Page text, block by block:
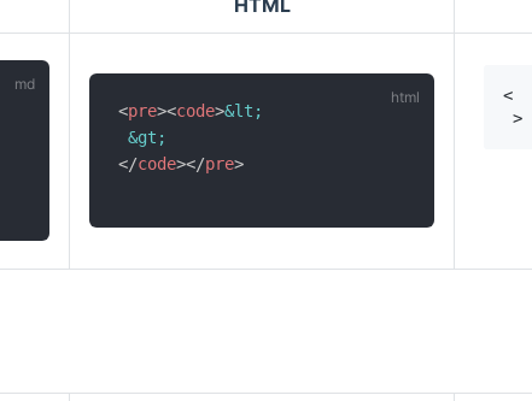
<pre><code>&lt;
&gt;
</code></pre>